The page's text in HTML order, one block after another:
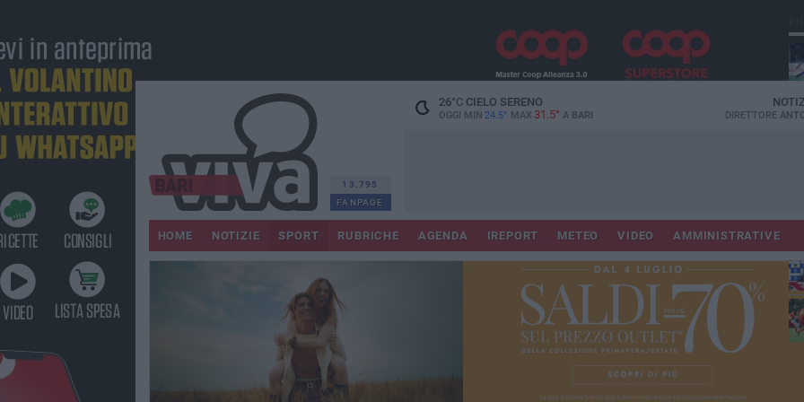
13.795
FANPAGE
26°CCIELO SERENO
OGGI MIN 24.5° MAX 31.5° A BARI DIRETTORE
HOME NOTIZIE SPORT RUBRICHE AGENDA IREPORT METEO VIDEO AMMINISTRATIVE